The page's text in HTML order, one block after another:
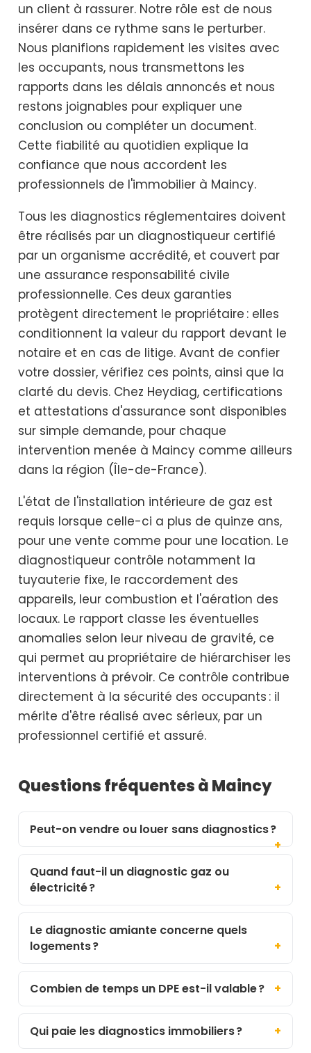
un client à rassurer. Notre rôle est de nous
insérer dans ce rythme sans le perturber.
Nous planifions rapidement les visites avec
les occupants, nous transmettons les
rapports dans les délais annoncés et nous
restons joignables pour expliquer une
conclusion ou compléter un document.
Cette fiabilité au quotidien explique la
confiance que nous accordent les
professionnels de l'immobilier à Maincy.
Tous les diagnostics réglementaires doivent
être réalisés par un diagnostiqueur certifié
par un organisme accrédité, et couvert par
une assurance responsabilité civile
professionnelle. Ces deux garanties
protègent directement le propriétaire : elles
conditionnent la valeur du rapport devant le
notaire et en cas de litige. Avant de confier
votre dossier, vérifiez ces points, ainsi que la
clarté du devis. Chez Heydiag, certifications
et attestations d'assurance sont disponibles
sur simple demande, pour chaque
intervention menée à Maincy comme ailleurs
dans la région (Île-de-France).
L'état de l'installation intérieure de gaz est
requis lorsque celle-ci a plus de quinze ans,
pour une vente comme pour une location. Le
diagnostiqueur contrôle notamment la
tuyauterie fixe, le raccordement des
appareils, leur combustion et l'aération des
locaux. Le rapport classe les éventuelles
anomalies selon leur niveau de gravité, ce
qui permet au propriétaire de hiérarchiser les
interventions à prévoir. Ce contrôle contribue
directement à la sécurité des occupants : il
mérite d'être réalisé avec sérieux, par un
professionnel certifié et assuré.
Questions fréquentes à Maincy
Peut-on vendre ou louer sans diagnostics ?
Quand faut-il un diagnostic gaz ou
électricité ?
Le diagnostic amiante concerne quels
logements ?
Combien de temps un DPE est-il valable ?
Qui paie les diagnostics immobiliers ?